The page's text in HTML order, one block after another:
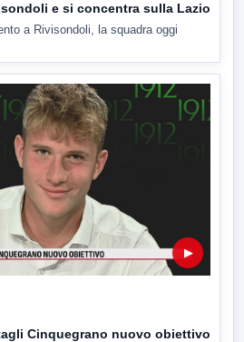
e si concentra sulla Lazio
a Rivisondoli, la squadra oggi
▶
Cinquegrano nuovo obiettivo